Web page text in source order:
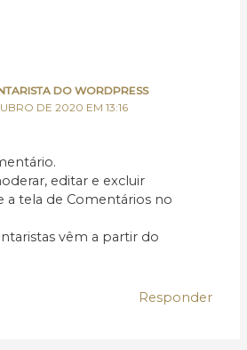
DO WORDPRESS
DE 2020 EM 13:16
editar e excluir
a tela de Comentários no
vêm a partir do
Responder